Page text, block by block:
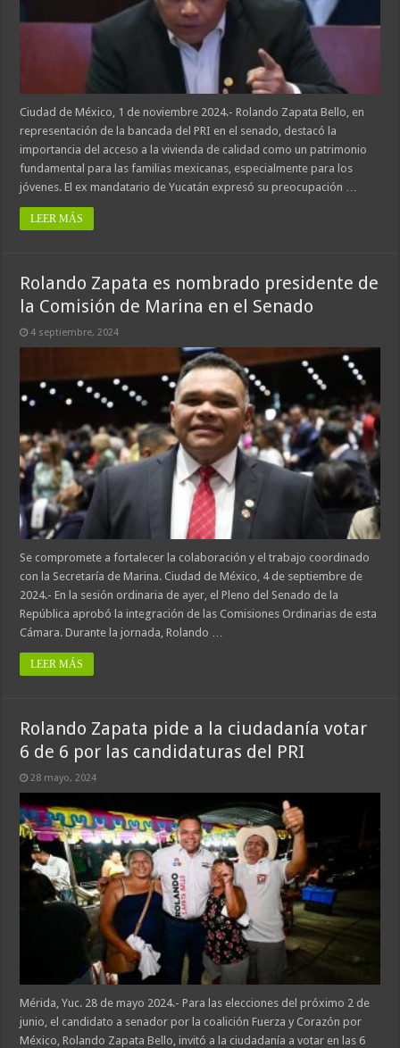
Ciudad de México, 1 de noviembre 2024.- Rolando Zapata Bello, en
representación de la bancada del PRI en el senado, destacó la
importancia del acceso a la vivienda de calidad como un patrimonio
fundamental para las familias mexicanas, especialmente para los
jóvenes. El ex mandatario de Yucatán expresó su preocupación …
LEER MÁS
Rolando Zapata es nombrado presidente de
la Comisión de Marina en el Senado
4 septiembre, 2024
Se compromete a fortalecer la colaboración y el trabajo coordinado
con la Secretaría de Marina. Ciudad de México, 4 de septiembre de
2024.- En la sesión ordinaria de ayer, el Pleno del Senado de la
República aprobó la integración de las Comisiones Ordinarias de esta
Cámara. Durante la jornada, Rolando …
LEER MÁS
Rolando Zapata pide a la ciudadanía votar
6 de 6 por las candidaturas del PRI
28 mayo, 2024
Mérida, Yuc. 28 de mayo 2024.- Para las elecciones del próximo 2 de
junio, el candidato a senador por la coalición Fuerza y Corazón por
México, Rolando Zapata Bello, invitó a la ciudadanía a votar en las 6